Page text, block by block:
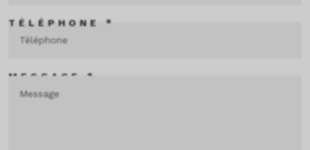
TÉLÉPHONE *
MESSAGE *